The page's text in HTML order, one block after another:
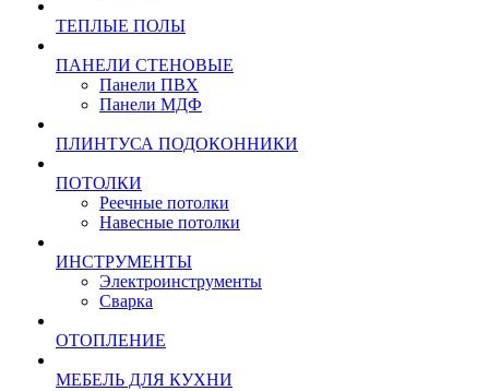
ТЕПЛЫЕ ПОЛЫ
ПАНЕЛИ СТЕНОВЫЕ
Панели ПВХ
Панели МДФ
ПЛИНТУСА ПОДОКОННИКИ
ПОТОЛКИ
Реечные потолки
Навесные потолки
ИНСТРУМЕНТЫ
Электроинструменты
Сварка
ОТОПЛЕНИЕ
МЕБЕЛЬ ДЛЯ КУХНИ